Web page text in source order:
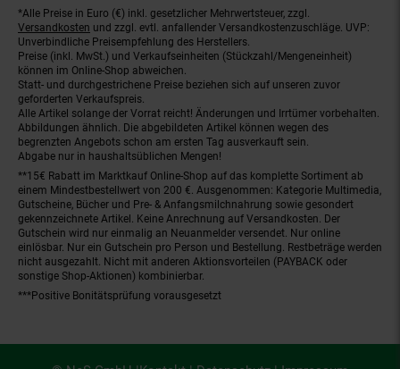
Fußnoten
*Alle Preise in Euro (€) inkl. gesetzlicher Mehrwertsteuer, zzgl.
Versandkosten und zzgl. evtl. anfallender Versandkostenzuschläge. UVP:
Unverbindliche Preisempfehlung des Herstellers.
Preise (inkl. MwSt.) und Verkaufseinheiten (Stückzahl/Mengeneinheit)
können im Online-Shop abweichen.
Statt- und durchgestrichene Preise beziehen sich auf unseren zuvor
geforderten Verkaufspreis.
Alle Artikel solange der Vorrat reicht! Änderungen und Irrtümer vorbehalten.
Abbildungen ähnlich. Die abgebildeten Artikel können wegen des
begrenzten Angebots schon am ersten Tag ausverkauft sein.
Abgabe nur in haushaltsüblichen Mengen!
**15€ Rabatt im Marktkauf Online-Shop auf das komplette Sortiment ab
einem Mindestbestellwert von 200 €. Ausgenommen: Kategorie Multimedia,
Gutscheine, Bücher und Pre- & Anfangsmilchnahrung sowie gesondert
gekennzeichnete Artikel. Keine Anrechnung auf Versandkosten. Der
Gutschein wird nur einmalig an Neuanmelder versendet. Nur online
einlösbar. Nur ein Gutschein pro Person und Bestellung. Restbeträge werden
nicht ausgezahlt. Nicht mit anderen Aktionsvorteilen (PAYBACK oder
sonstige Shop-Aktionen) kombinierbar.
***Positive Bonitätsprüfung vorausgesetzt